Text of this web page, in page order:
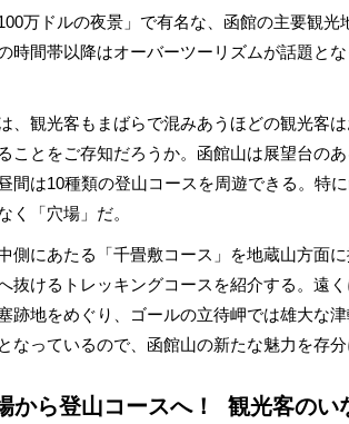
万ドルの夜景」で有名な、函館の主要観光
時間帯以降はオーバーツーリズムが話題と
、観光客もまばらで混みあうほどの観光客
ことをご存知だろうか。函館山は展望台の
間は10種類の登山コースを周遊できる。特
く「穴場」だ。
側にあたる「千畳敷コース」を地蔵山方面
抜けるトレッキングコースを紹介する。遠
跡地をめぐり、ゴールの立待岬では雄大な
なっているので、函館山の新たな魅力を存分
から登山コースへ！ 観光客のい